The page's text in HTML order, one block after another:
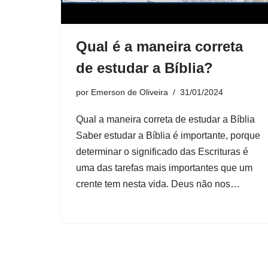
Qual é a maneira correta
de estudar a Bíblia?
por Emerson de Oliveira 31/01/2024
Qual a maneira correta de estudar a Bíblia
Saber estudar a Bíblia é importante, porque
determinar o significado das Escrituras é
uma das tarefas mais importantes que um
crente tem nesta vida. Deus não nos…